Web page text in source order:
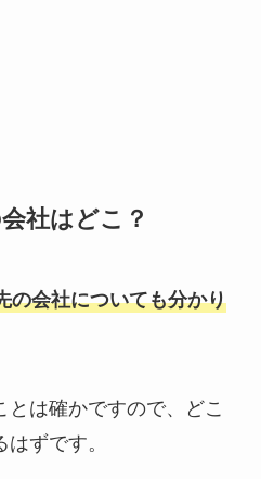
社はどこ？
の会社についても分かり
は確かですので、どこ
ずです。